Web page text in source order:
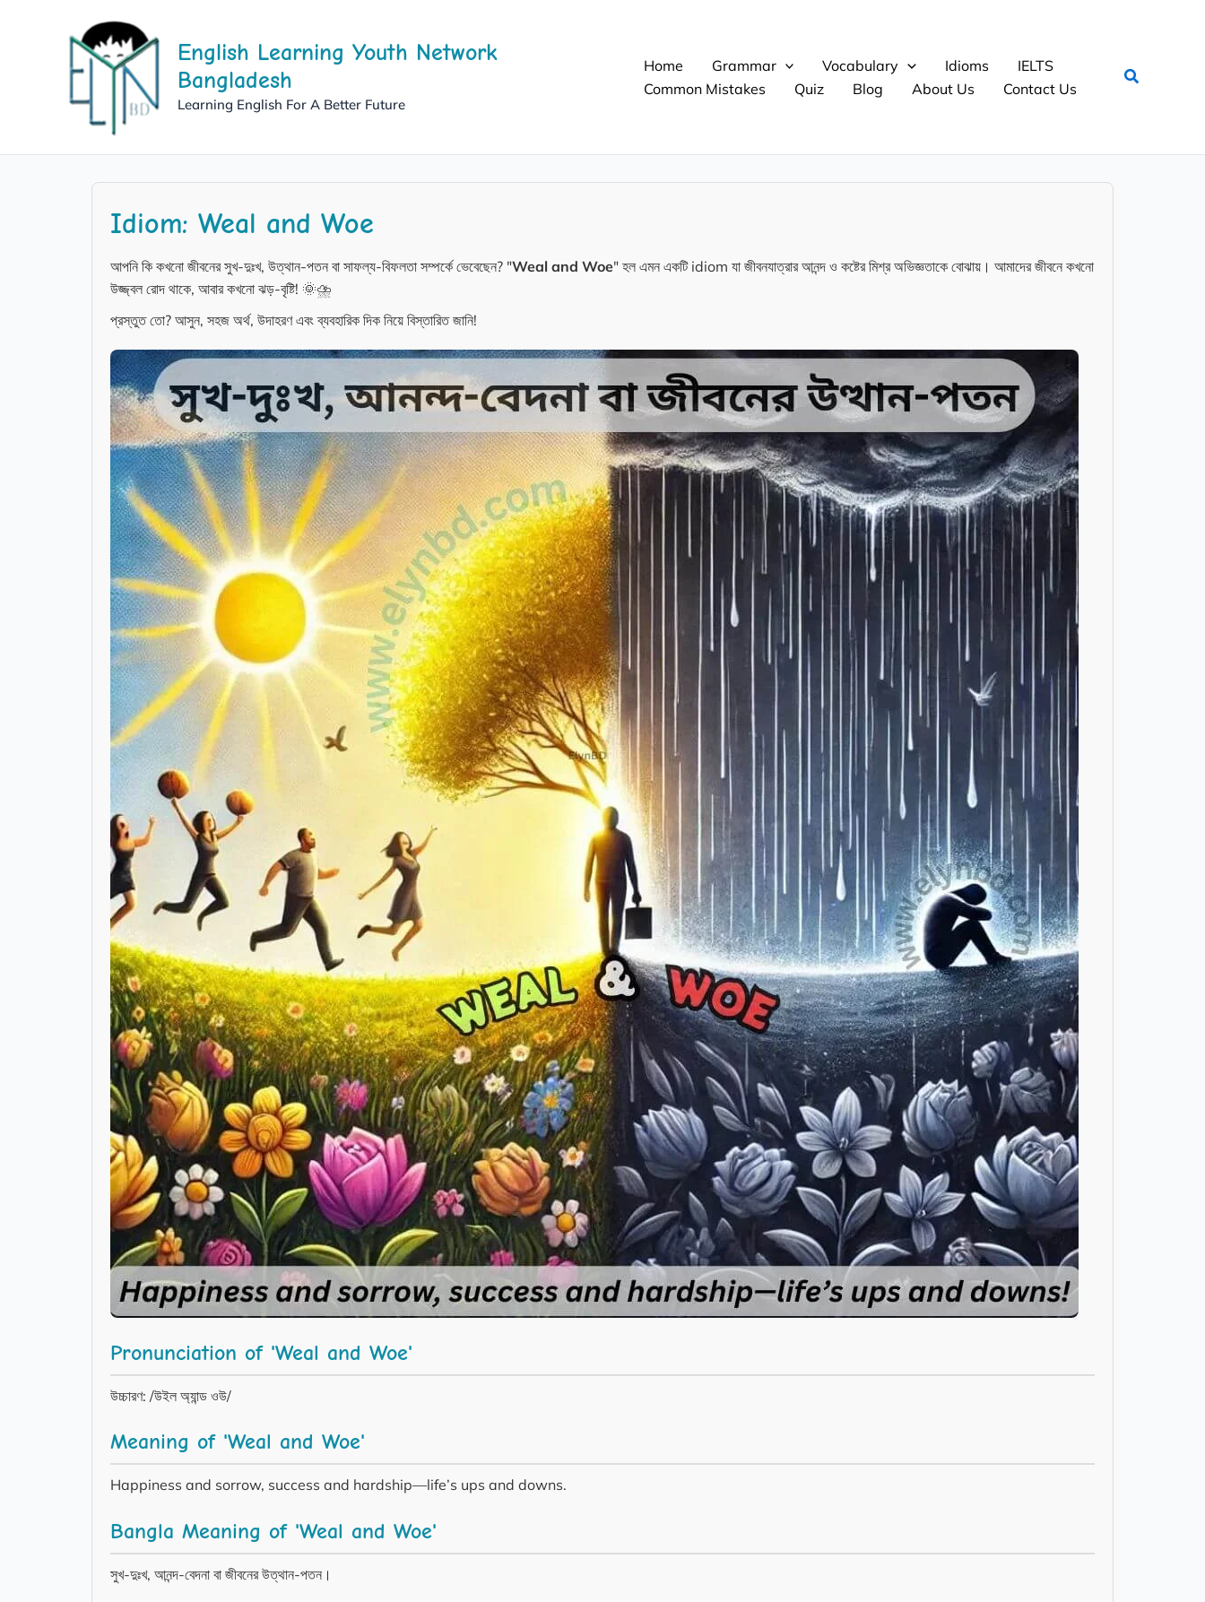
English Learning Youth Network
Bangladesh
Learning English For A Better Future
Home Grammar Vocabulary Idioms
IELTS
Common Mistakes
Quiz Blog About Us Contact Us
Search
Idiom: Weal and Woe
আপনি কি কখনো জীবনের সুখ-দুঃখ, উত্থান-পতন বা সাফল্য-বিফলতা সম্পর্কে ভেবেছেন? "Weal and Woe" হল এমন একটি idiom যা জীবনযাত্রার আনন্দ ও কষ্টের মিশ্র অভিজ্ঞতাকে বোঝায়। আমাদের জীবনে কখনো
উজ্জ্বল রোদ থাকে, আবার কখনো ঝড়-বৃষ্টি! 🌞⛈️
প্রস্তুত তো? আসুন, সহজ অর্থ, উদাহরণ এবং ব্যবহারিক দিক নিয়ে বিস্তারিত জানি!
Pronunciation of 'Weal and Woe'
উচ্চারণ: /উইল অ্যান্ড ওউ/
Meaning of 'Weal and Woe'
Happiness and sorrow, success and hardship—life’s ups and downs.
Bangla Meaning of 'Weal and Woe'
সুখ-দুঃখ, আনন্দ-বেদনা বা জীবনের উত্থান-পতন।